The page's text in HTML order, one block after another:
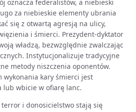
oznacza federalistów, a niebieski
za niebieskie elementy ubrania
się z otwartą agresją na ulicy,
i śmierci. Prezydent-dyktator
władzą, bezwzględnie zwalczając
Instytucjonalizuje tradycyjne
metody niszczenia oponentów.
wykonania kary śmierci jest
lub wbicie w ofiarę lanc.
i donosicielstwo stają się